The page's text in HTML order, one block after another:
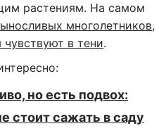
растениям. На самом
многолетников,
в тени.
но есть подвох:
стоит сажать в саду